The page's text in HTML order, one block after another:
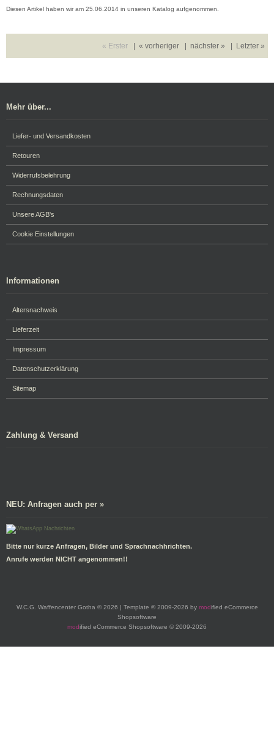
Diesen Artikel haben wir am 25.06.2014 in unseren Katalog aufgenommen.
« Erster | « vorheriger | nächster » | Letzter »
Mehr über...
Liefer- und Versandkosten
Retouren
Widerrufsbelehrung
Rechnungsdaten
Unsere AGB's
Cookie Einstellungen
Informationen
Altersnachweis
Lieferzeit
Impressum
Datenschutzerklärung
Sitemap
Zahlung & Versand
NEU: Anfragen auch per »
Bitte nur kurze Anfragen, Bilder und Sprachnachhrichten.
Anrufe werden NICHT angenommen!!
W.C.G. Waffencenter Gotha © 2026 | Template © 2009-2026 by modified eCommerce
Shopsoftware
modified eCommerce Shopsoftware © 2009-2026